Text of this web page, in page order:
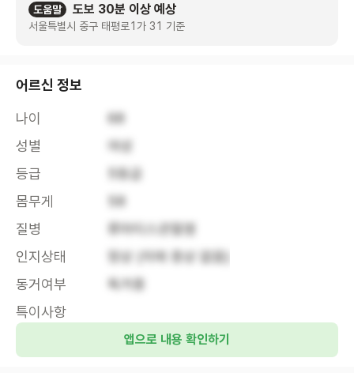
도움말 도보 30분 이상 예상
서울특별시 중구 태평로1가 31 기준
어르신 정보
나이
68
성별
여성
등급
5등급
몸무게
58
질병
류마티스관절염
인지상태
정상 (치매 증상 없음)
동거여부
독거중
특이사항
앱으로 내용 확인하기